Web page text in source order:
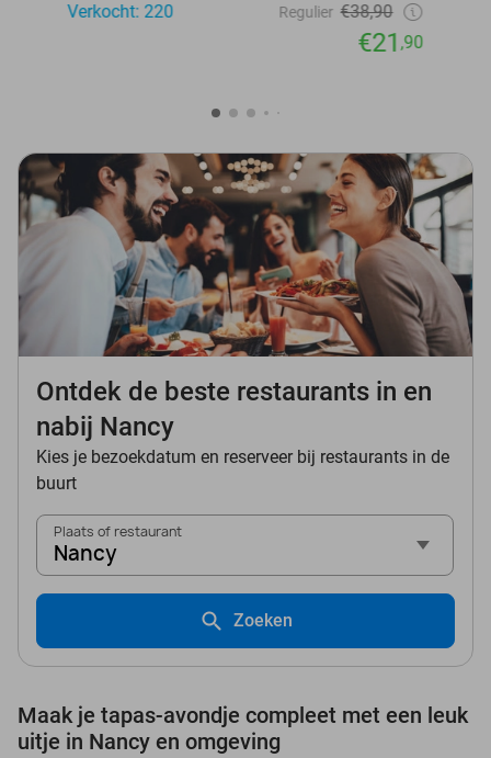
Verkocht: 220
Regulier €38,90
€21,90
Ontdek de beste restaurants in en
nabij Nancy
Kies je bezoekdatum en reserveer bij restaurants in de
buurt
Plaats of restaurant
Nancy
Zoeken
Maak je tapas-avondje compleet met een leuk
uitje in Nancy en omgeving